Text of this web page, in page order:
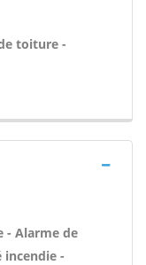
toiture -
- Alarme de
incendie -